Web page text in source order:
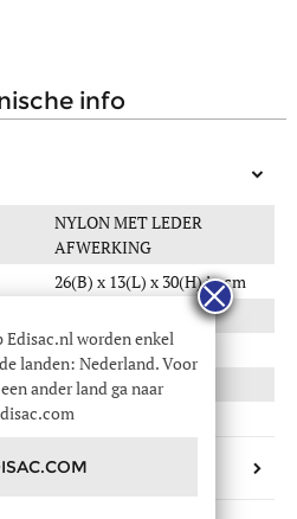
info
NYLON MET LEDER
AFWERKING
26(B) x 13(L) x 30(H) in cm
Diversite
796-00176167
176167
Edisac.nl worden enkel
landen: Nederland. Voor
ander land ga naar